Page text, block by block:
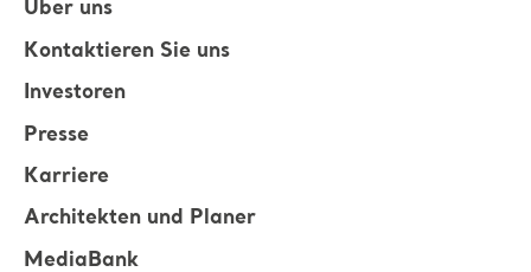
Über uns
Kontaktieren Sie uns
Investoren
Presse
Karriere
Architekten und Planer
MediaBank